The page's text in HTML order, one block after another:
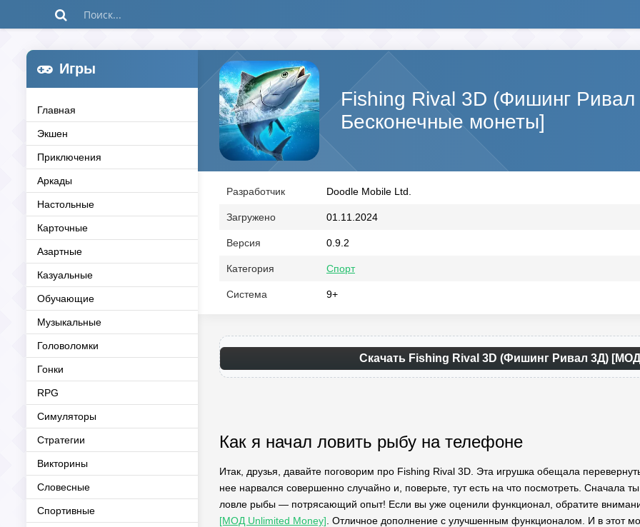
Игры
Главная
Экшен
Приключения
Аркады
Настольные
Карточные
Азартные
Казуальные
Обучающие
Музыкальные
Головоломки
Гонки
RPG
Симуляторы
Стратегии
Викторины
Словесные
Спортивные
Fishing Rival 3D (Фишинг
Бесконечные монеты]
Разработчик Doodle Mobile Ltd.
Загружено 01.11.2024
Версия 0.9.2
Категория Спорт
Система 9+
Скачать Fishing Rival 3D (Фишинг Ривал 3Д)
Как я начал ловить рыбу на телефоне
Итак, друзья, давайте поговорим про Fishing Rival 3D. Эта игрушка обещала
нее нарвался совершенно случайно и, поверьте, тут есть на что посмотреть. Сначала
ловле рыбы — потрясающий опыт! Если вы уже оценили функционал, обратите
[МОД Unlimited Money] . Отличное дополнение с улучшенным функционалом. И в этот